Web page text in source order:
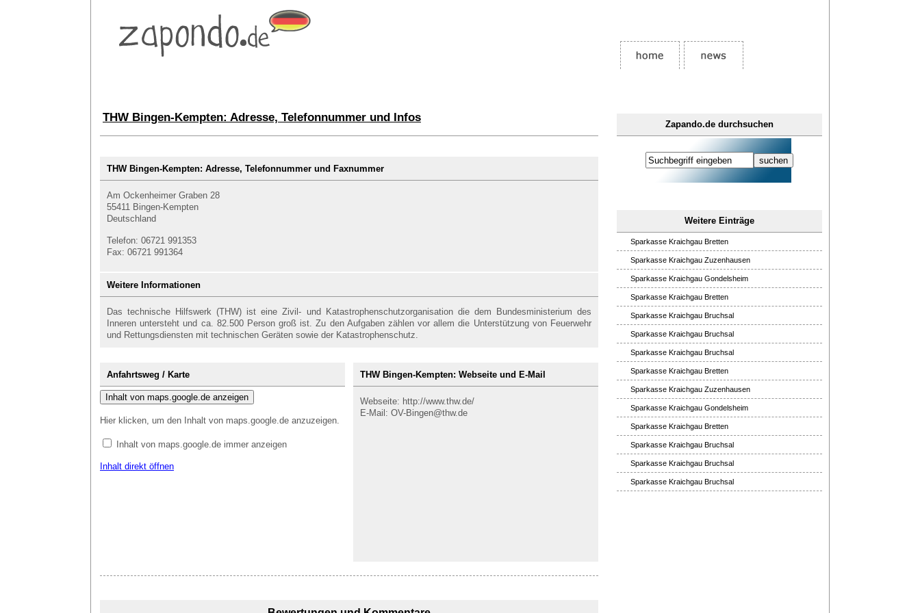
Zapando.de durchsuchen
Weitere Einträge
Sparkasse Kraichgau Bretten
Sparkasse Kraichgau Zuzenhausen
Sparkasse Kraichgau Gondelsheim
Sparkasse Kraichgau Bretten
Sparkasse Kraichgau Bruchsal
Sparkasse Kraichgau Bruchsal
Sparkasse Kraichgau Bruchsal
Sparkasse Kraichgau Bretten
Sparkasse Kraichgau Zuzenhausen
Sparkasse Kraichgau Gondelsheim
Sparkasse Kraichgau Bretten
Sparkasse Kraichgau Bruchsal
Sparkasse Kraichgau Bruchsal
Sparkasse Kraichgau Bruchsal
THW Bingen-Kempten: Adresse, Telefonnummer und Infos
THW Bingen-Kempten: Adresse, Telefonnummer und Faxnummer
Am Ockenheimer Graben 28
55411 Bingen-Kempten
Deutschland
Telefon: 06721 991353
Fax: 06721 991364
Weitere Informationen
Das technische Hilfswerk (THW) ist eine Zivil- und Katastrophenschutzorganisation die dem Bundesministerium des
Inneren untersteht und ca. 82.500 Person groß ist. Zu den Aufgaben zählen vor allem die Unterstützung von Feuerwehr
und Rettungsdiensten mit technischen Geräten sowie der Katastrophenschutz.
Anfahrtsweg / Karte
Inhalt von maps.google.de anzeigen
Hier klicken, um den Inhalt von maps.google.de anzuzeigen.
Inhalt von maps.google.de immer anzeigen
Inhalt direkt öffnen
THW Bingen-Kempten: Webseite und E-Mail
Webseite: http://www.thw.de/
E-Mail: OV-Bingen@thw.de